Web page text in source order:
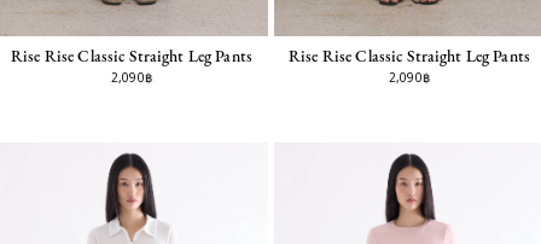
Rise Rise Classic Straight Leg Pants
2,090฿
Rise Rise Classic Straight Leg Pants
2,090฿